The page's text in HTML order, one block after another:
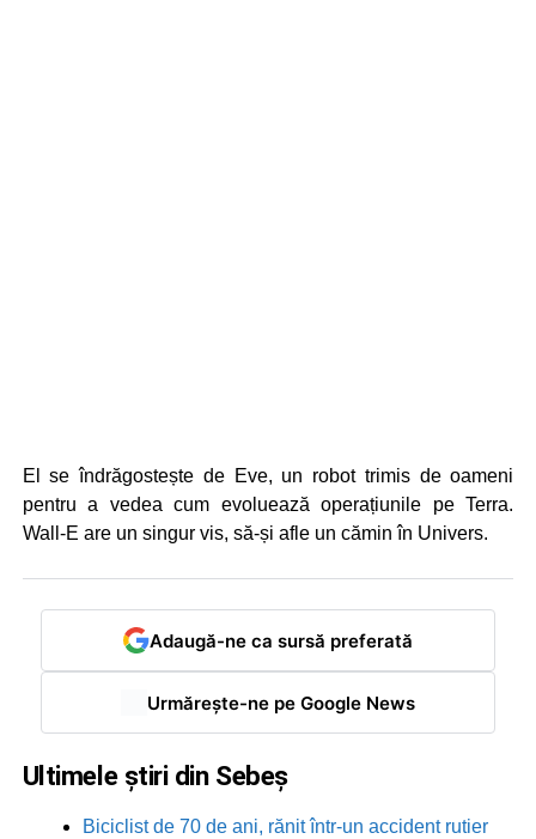
El se îndrăgostește de Eve, un robot trimis de oameni
pentru a vedea cum evoluează operațiunile pe Terra.
Wall-E are un singur vis, să-și afle un cămin în Univers.
Adaugă-ne ca sursă preferată
Urmărește-ne pe Google News
Ultimele știri din Sebeș
Biciclist de 70 de ani, rănit într-un accident rutier